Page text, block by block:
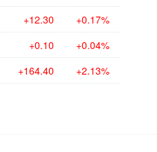
+12.30 +0.17%
+0.10 +0.04%
+164.40 +2.13%